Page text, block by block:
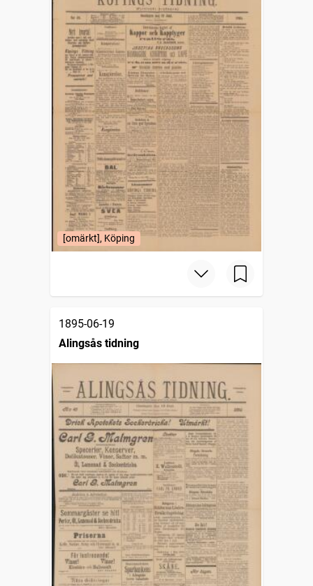
[omärkt], Köping
1895-06-19
Alingsås tidning